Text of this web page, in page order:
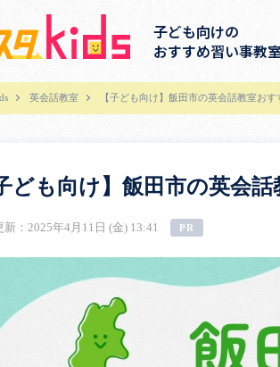
子ども向けの
おすすめ習い事教
英会話教室 【子ども向け】飯田市の英会話教室お
ども向け】飯田市の英会
新：2025年4月11日 (金) 13:41 PR